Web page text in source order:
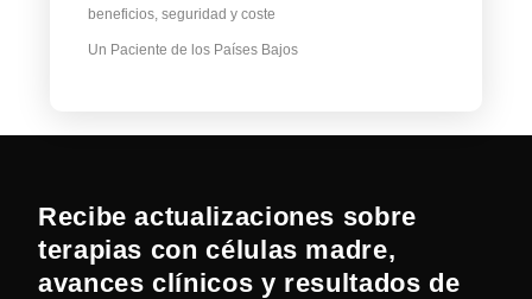
beneficios, seguridad y coste
Un Paciente de los Países Bajos
Recibe actualizaciones sobre
terapias con células madre,
avances clínicos y resultados de